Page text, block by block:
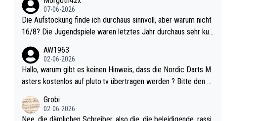
07-06-2026
Die Aufstockung finde ich durchaus sinnvoll, aber warum nicht
16/8? Die Jugendspiele waren letztes Jahr durchaus sehr kur
l. Allerdings ist Mitchell Lawrie als Nummer 1 der Welt eh quali
fiziert. Somit ändert die automatische Qualifikation des Weltm
eisters erstmal nichts. Ich denke sie wollen damit für nächste
d wohl wenig WDF Turniere spielen. Dies war bei Archie Self l
etztes Jahr der Fall. Er musste als amtierender Weltmeister d
AW1963
02-06-2026
Hallo, warum gibt es keinen Hinweis, dass die Nordic Darts M
asters kostenlos auf pluto.tv übertragen werden ? Bitte den A
Grobi
02-06-2026